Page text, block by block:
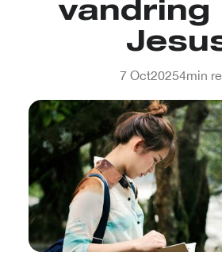
vandring
7 Oct20254min